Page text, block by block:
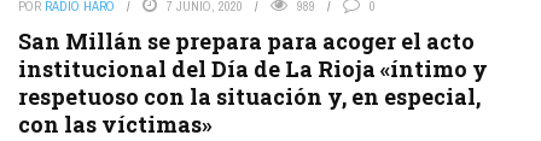
POR RADIO HARO 7 JUNIO, 2020 989 0
San Millán se prepara para acoger el acto
institucional del Día de La Rioja «íntimo y
respetuoso con la situación y, en especial,
con las víctimas»